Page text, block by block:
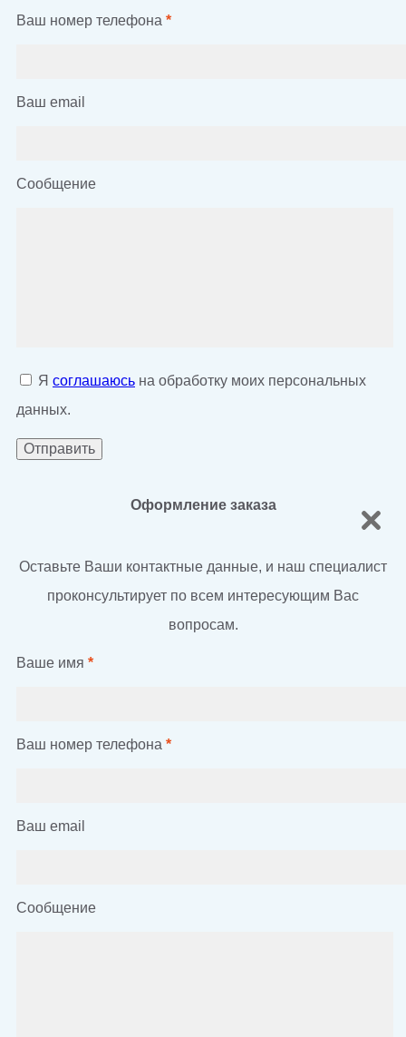
Ваш номер телефона *
Ваш email
Сообщение
Я соглашаюсь на обработку моих персональных
данных.
Оформление заказа
Оставьте Ваши контактные данные, и наш специалист
проконсультирует по всем интересующим Вас
вопросам.
Ваше имя *
Ваш номер телефона *
Ваш email
Сообщение